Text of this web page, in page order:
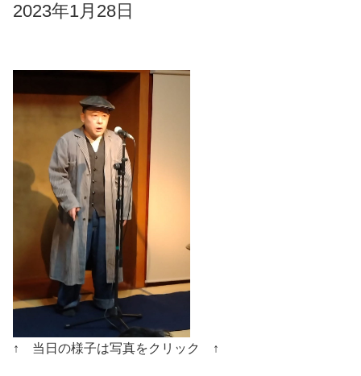
2023年1月28日
↑ 当日の様子は写真をクリック ↑